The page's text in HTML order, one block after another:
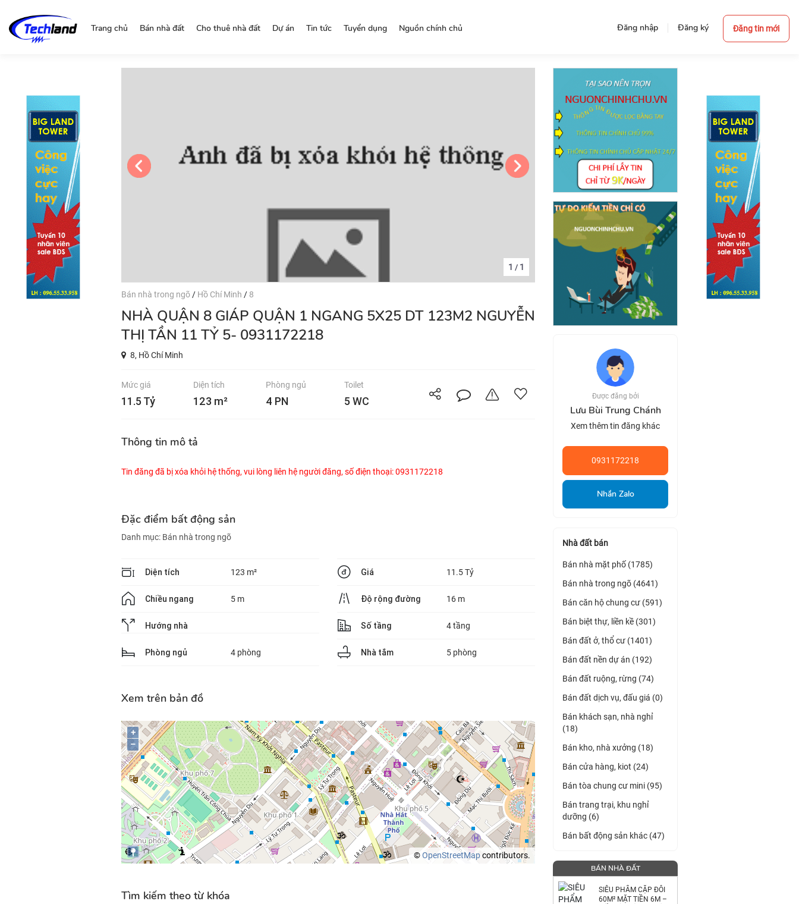
Đăng nhập Đăng ký Đăng tin mới
Trang chủ Bán nhà đất Cho thuê nhà đất Dự án Tin tức Tuyển dụng Nguồn chính chủ
1 / 1
Bán nhà trong ngõ / Hồ Chí Minh / 8
NHÀ QUẬN 8 GIÁP QUẬN 1 NGANG 5X25 DT 123M2 NGUYỄN
THỊ TẦN 11 TỶ 5- 0931172218
8, Hồ Chí Minh
Mức giá
11.5 Tỷ
Diện tích
123 m²
Phòng ngủ
4 PN
Toilet
5 WC
Thông tin mô tả
Tin đăng đã bị xóa khỏi hệ thống, vui lòng liên hệ người đăng, số điện thoại: 0931172218
Đặc điểm bất động sản
Danh mục: Bán nhà trong ngõ
Diện tích 123 m² Giá 11.5 Tỷ
Chiều ngang 5 m Độ rộng đường 16 m
Hướng nhà Số tầng 4 tầng
Phòng ngủ 4 phòng Nhà tắm 5 phòng
Xem trên bản đồ
+
–
©OpenStreetMapcontributors.
Tìm kiếm theo từ khóa
Được đăng bởi
Lưu Bùi Trung Chánh
Xem thêm tin đăng khác
0931172218
Nhắn Zalo
Nhà đất bán
Bán nhà mặt phố (1785)
Bán nhà trong ngõ (4641)
Bán căn hộ chung cư (591)
Bán biệt thự, liền kề (301)
Bán đất ở, thổ cư (1401)
Bán đất nền dự án (192)
Bán đất ruộng, rừng (74)
Bán đất dịch vụ, đấu giá (0)
Bán khách sạn, nhà nghỉ
(18)
Bán kho, nhà xưởng (18)
Bán cửa hàng, kiot (24)
Bán tòa chung cư mini (95)
Bán trang trại, khu nghỉ
dưỡng (6)
Bán bất động sản khác (47)
BÁN NHÀ ĐẤT
SIÊU PHẨM CẶP ĐÔI
60M² MẶT TIỀN 6M –